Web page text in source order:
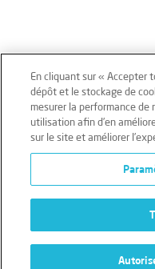
Mentions légales
Données personnelles
Données personnelles
En cliquant sur « Accepter
dépôt et le stockage de
mesurer la performance
utilisation afin d’en
sur le site et améliorer